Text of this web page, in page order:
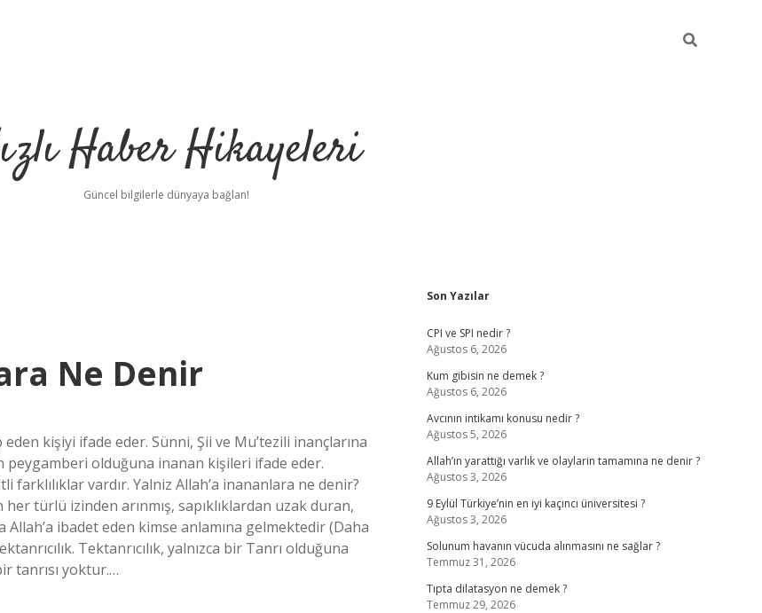
Haber Hikayeleri
Güncel bilgilerle dünyaya bağlan!
Ne Denir
kişiyi ifade eder. Sünni, Şii ve Mu’tezili inançlarına
peygamberi olduğuna inanan kişileri ifade eder.
farklılıklar vardır. Yalniz Allah’a inananlara ne denir?
her türlü izinden arınmış, sapıklıklardan uzak duran,
Allah’a ibadet eden kimse anlamına gelmektedir (Daha
Tektanrıcılık, yalnızca bir Tanrı olduğuna
tanrısı yoktur.…
Sidebar
Son Yazılar
CPI ve SPI nedir ?
Ağustos 6, 2026
Kum gibisin ne demek ?
Ağustos 6, 2026
Avcının intikamı konusu nedir ?
Ağustos 5, 2026
Allah’ın yarattığı varlık ve olaylarin tamamına ne denir ?
Ağustos 3, 2026
9 Eylül Türkiye’nin en iyi kaçıncı üniversitesi ?
Ağustos 3, 2026
Solunum havanın vücuda alınmasını ne sağlar ?
Temmuz 31, 2026
Tıpta dilatasyon ne demek ?
Temmuz 29, 2026